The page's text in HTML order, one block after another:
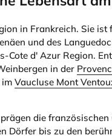
in Frankreich. Sie
und des
Cote d' Azur Region.
in der
Vaucluse Mont
die
Dörfer bis zu den